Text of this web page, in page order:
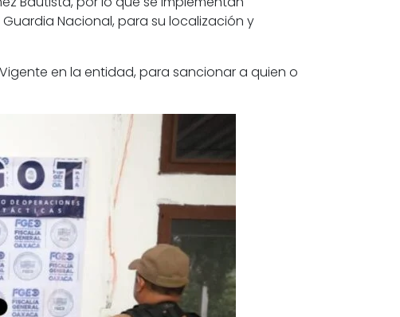
Nacional, para su localización y
en la entidad, para sancionar a quien o